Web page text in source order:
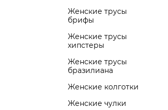
Женские трусы
брифы
Женские трусы
хипстеры
Женские трусы
бразилиана
Женские колготки
Женские чулки